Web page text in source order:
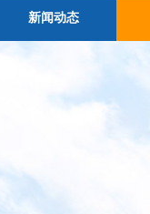
新闻动态